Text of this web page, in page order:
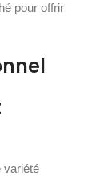
pour offrir
variété